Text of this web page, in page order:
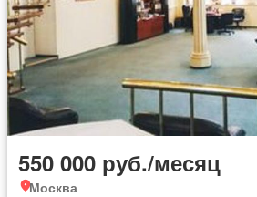
550 000 руб./месяц
Москва